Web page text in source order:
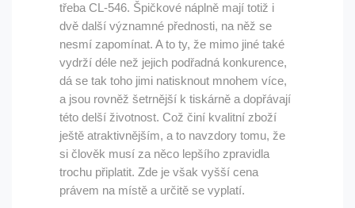
třeba CL-546. Špičkové náplně mají totiž i
dvě další významné přednosti, na něž se
nesmí zapomínat. A to ty, že mimo jiné také
vydrží déle než jejich podřadná konkurence,
dá se tak toho jimi natisknout mnohem více,
a jsou rovněž šetrnější k tiskárně a dopřávají
této delší životnost. Což činí kvalitní zboží
ještě atraktivnějším, a to navzdory tomu, že
si člověk musí za něco lepšího zpravidla
trochu připlatit. Zde je však vyšší cena
právem na místě a určitě se vyplatí.